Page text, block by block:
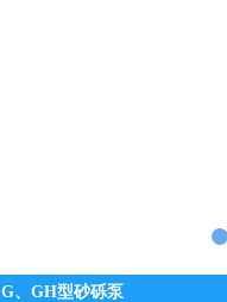
G、GH型砂砾泵